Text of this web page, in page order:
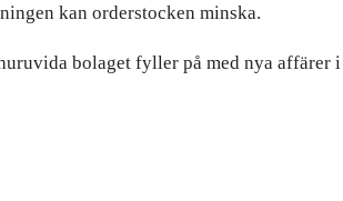
kan orderstocken minska.
bolaget fyller på med nya affärer i